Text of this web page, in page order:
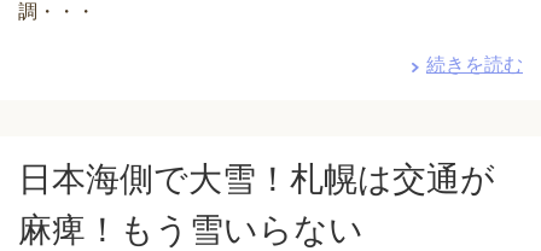
調・・・
続きを読む
日本海側で大雪！札幌は交通が
麻痺！もう雪いらない